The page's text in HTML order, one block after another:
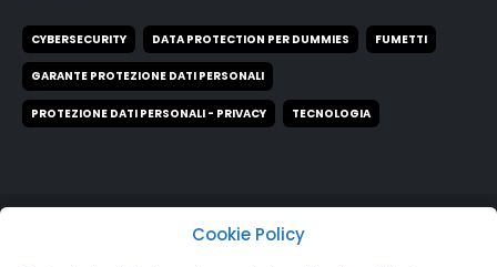
Cookie Policy
CYBERSECURITY DATA PROTECTION PER DUMMIES FUMETTI
GARANTE PROTEZIONE DATI PERSONALI
PROTEZIONE DATI PERSONALI - PRIVACY TECNOLOGIA